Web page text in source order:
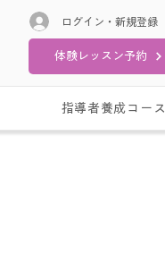
ログイン・新規登録
体験レッスン予約
指導者養成コース